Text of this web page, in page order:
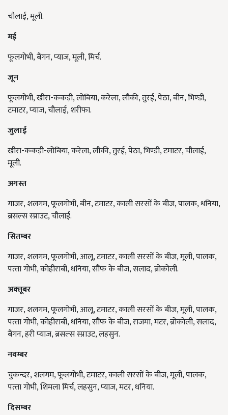
चौलाई, मूली.
मई
फूलगोभी, बैंगन, प्‍याज, मूली, मिर्च.
जून
फूलगोभी, खीरा-ककड़ी, लोबिया, करेला, लौकी, तुरई, पेठा, बीन, भिण्‍डी,
टमाटर, प्‍याज, चौलाई, शरीफा.
जुलाई
खीरा-ककड़ी-लोबिया, करेला, लौकी, तुरई, पेठा, भिण्‍डी, टमाटर, चौलाई,
मूली.
अगस्‍त
गाजर, शलगम, फूलगोभी, बीन, टमाटर, काली सरसों के बीज, पालक, धनिया,
ब्रसल्‍स स्‍प्राउट, चौलाई.
सितम्‍बर
गाजर, शलगम, फूलगोभी, आलू, टमाटर, काली सरसों के बीज, मूली, पालक,
पत्‍ता गोभी, कोहीराबी, धनिया, सौंफ के बीज, सलाद, ब्रोकोली.
अक्‍तूबर
गाजर, शलगम, फूलगोभी, आलू, टमाटर, काली सरसों के बीज, मूली, पालक,
पत्‍ता गोभी, कोहीराबी, धनिया, सौंफ के बीज, राजमा, मटर, ब्रोकोली, सलाद,
बैंगन, हरी प्‍याज, ब्रसल्‍स स्‍प्राउट, लहसुन.
नवम्‍बर
चुकन्‍दर, शलगम, फूलगोभी, टमाटर, काली सरसों के बीज, मूली, पालक,
पत्‍ता गोभी, शिमला मिर्च, लहसुन, प्‍याज, मटर, धनिया.
दिसम्‍बर